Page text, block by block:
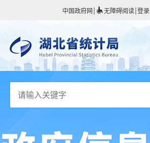
中国政府网 无障碍阅读 登录